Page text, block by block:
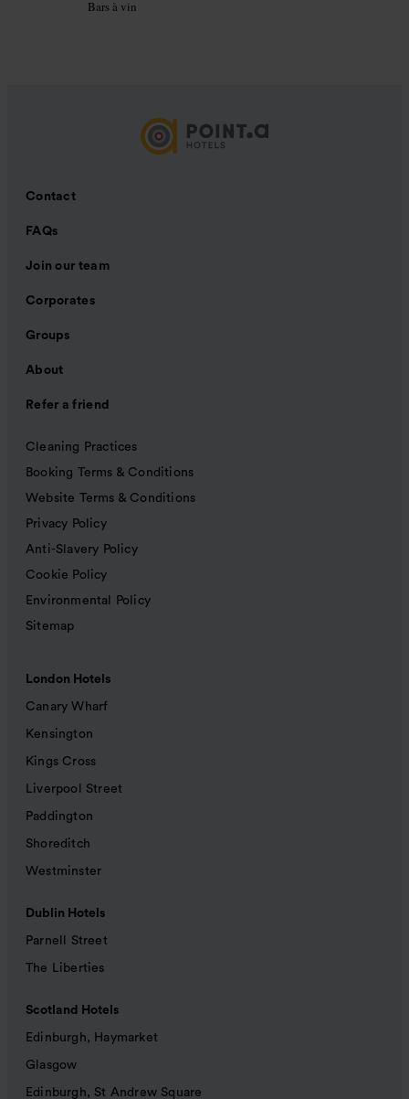
Bars à vin
Contact
FAQs
Join our team
Corporates
Groups
About
Refer a friend
Cleaning Practices
Booking Terms & Conditions
Website Terms & Conditions
Privacy Policy
Anti-Slavery Policy
Cookie Policy
Environmental Policy
Sitemap
London Hotels
Canary Wharf
Kensington
Kings Cross
Liverpool Street
Paddington
Shoreditch
Westminster
Dublin Hotels
Parnell Street
The Liberties
Scotland Hotels
Edinburgh, Haymarket
Glasgow
Edinburgh, St Andrew Square